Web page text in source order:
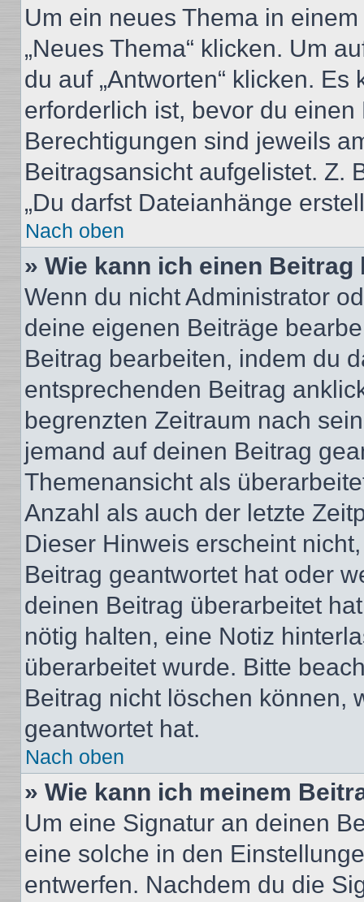
Um ein neues Thema in
„Neues Thema“ klicken. Um
du auf „Antworten“ klicken.
erforderlich ist, bevor du
Berechtigungen sind jeweils
Beitragsansicht aufgelistet. Z.
„Du darfst Dateianhänge
Nach oben
» Wie kann ich einen
Wenn du nicht Administrator
deine eigenen Beiträge
Beitrag bearbeiten, indem du
entsprechenden Beitrag
begrenzten Zeitraum nach
jemand auf deinen Beitrag
Themenansicht als
Anzahl als auch der letzte
Dieser Hinweis erscheint
Beitrag geantwortet hat oder
deinen Beitrag überarbeitet
nötig halten, eine Notiz
überarbeitet wurde. Bitte
Beitrag nicht löschen können,
geantwortet hat.
Nach oben
» Wie kann ich meinem
Um eine Signatur an deinen
eine solche in den
entwerfen. Nachdem du die